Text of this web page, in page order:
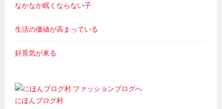
なかなか眠くならない子
生活の価値が高まっている
好景気が来る
にほんブログ村